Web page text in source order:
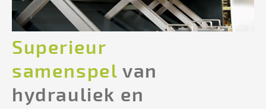
Superieur
samenspel van
hydrauliek en